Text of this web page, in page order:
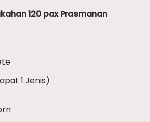
120 pax Prasmanan
1 Jenis)